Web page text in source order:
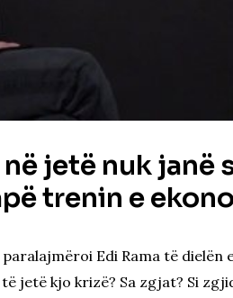
jetë nuk janë
trenin e
Edi Rama të
jetë kjo krizë? Sa zgjat? Si